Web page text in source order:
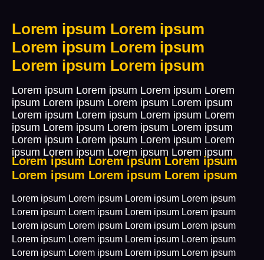
Lorem ipsum Lorem ipsum
Lorem ipsum Lorem ipsum
Lorem ipsum Lorem ipsum
Lorem ipsum Lorem ipsum Lorem ipsum Lorem
ipsum Lorem ipsum Lorem ipsum Lorem ipsum
Lorem ipsum Lorem ipsum Lorem ipsum Lorem
ipsum Lorem ipsum Lorem ipsum Lorem ipsum
Lorem ipsum Lorem ipsum Lorem ipsum Lorem
ipsum Lorem ipsum Lorem ipsum Lorem ipsum
Lorem ipsum Lorem ipsum Lorem ipsum
Lorem ipsum Lorem ipsum Lorem ipsum
Lorem ipsum Lorem ipsum Lorem ipsum Lorem ipsum
Lorem ipsum Lorem ipsum Lorem ipsum Lorem ipsum
Lorem ipsum Lorem ipsum Lorem ipsum Lorem ipsum
Lorem ipsum Lorem ipsum Lorem ipsum Lorem ipsum
Lorem ipsum Lorem ipsum Lorem ipsum Lorem ipsum